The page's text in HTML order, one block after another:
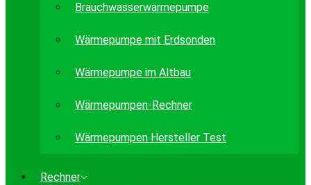
Brauchwasserwärmepumpe
Wärmepumpe mit Erdsonden
Wärmepumpe im Altbau
Wärmepumpen-Rechner
Wärmepumpen Hersteller Test
Rechner